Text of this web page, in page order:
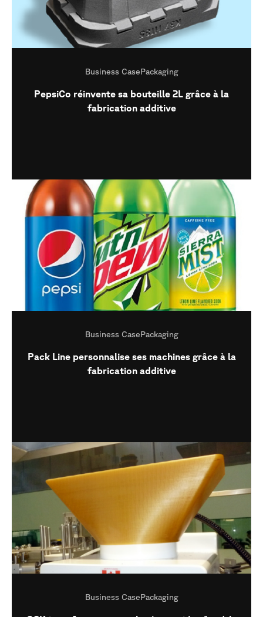
Business CasePackaging
PepsiCo réinvente sa bouteille 2L grâce à la
fabrication additive
Business CasePackaging
Pack Line personnalise ses machines grâce à la
fabrication additive
Business CasePackaging